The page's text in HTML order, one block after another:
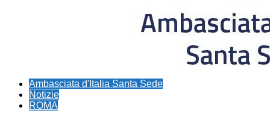
Ambasciata d'Italia Santa Sede
Notizie
ROMA